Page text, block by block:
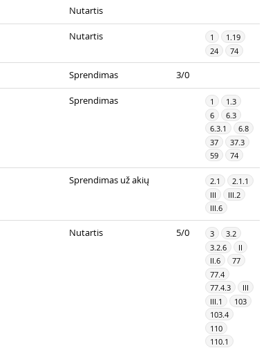
Nutartis
Nutartis 1
1.19
24
74
Sprendimas 3/0
Sprendimas 1
1.3
6
6.3
6.3.1
6.8
37
37.3
59
74
Sprendimas už akių 2.1
2.1.1
III
III.2
III.6
Nutartis 5/0 3
3.2
3.2.6
II
II.6
77
77.4
77.4.3
III
III.1
103
103.4
110
110.1